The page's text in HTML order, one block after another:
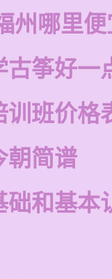
州哪里
古筝好一
训班价格
朝简谱
础和基本